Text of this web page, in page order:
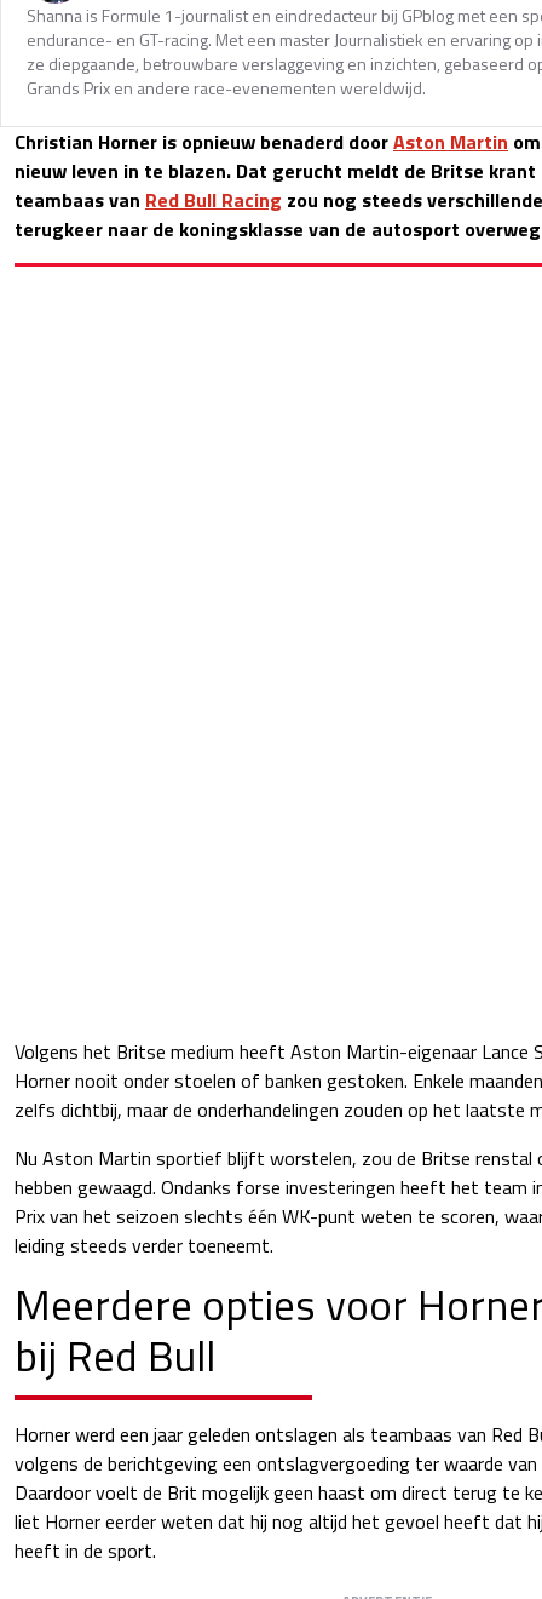
Shanna is Formule 1-journalist en eindredacteur bij GPblog met een
endurance- en GT-racing. Met een master Journalistiek en ervaring
ze diepgaande, betrouwbare verslaggeving en inzichten, gebaseerd
Grands Prix en andere race-evenementen wereldwijd.
Christian Horner is opnieuw benaderd doorAston Martin
nieuw leven in te blazen. Dat gerucht meldt de Britse krant
teambaas van Red Bull Racing zou nog steeds
terugkeer naar de koningsklasse van de autosport
Volgens het Britse medium heeft Aston Martin-eigenaar Lance
Horner nooit onder stoelen of banken gestoken. Enkele
zelfs dichtbij, maar de onderhandelingen zouden op het laatste
Nu Aston Martin sportief blijft worstelen, zou de Britse renstal
hebben gewaagd. Ondanks forse investeringen heeft het team
Prix van het seizoen slechts één WK-punt weten te scoren,
leiding steeds verder toeneemt.
Meerdere opties voor
bij Red Bull
Horner werd een jaar geleden ontslagen als teambaas van Red
volgens de berichtgeving een ontslagvergoeding ter waarde
Daardoor voelt de Brit mogelijk geen haast om direct terug te
liet Horner eerder weten dat hij nog altijd het gevoel heeft dat
heeft in de sport.